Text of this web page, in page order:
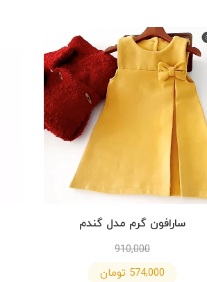
سارافون گرم مدل گندم
910,000
574,000 تومان